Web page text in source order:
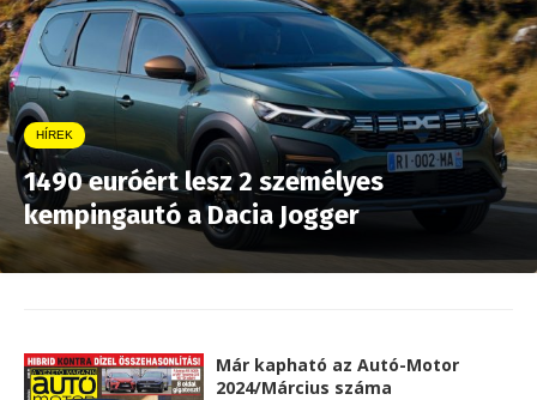
HÍREK
1490 euróért lesz 2 személyes
kempingautó a Dacia Jogger
Már kapható az Autó-Motor
2024/Március száma